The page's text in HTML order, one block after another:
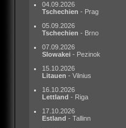
04.09.2026
Tschechien - Prag
05.09.2026
Tschechien - Brno
07.09.2026
Slowakei - Pezinok
15.10.2026
Litauen - Vilnius
16.10.2026
Lettland - Riga
17.10.2026
Estland - Tallinn